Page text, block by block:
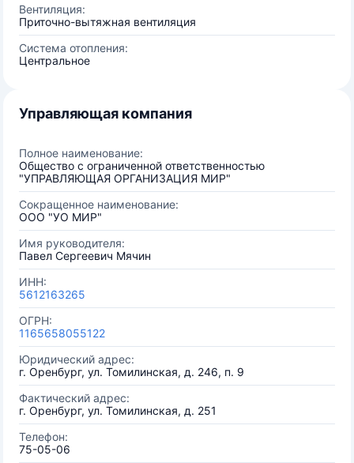
Вентиляция:
Приточно-вытяжная вентиляция
Система отопления:
Центральное
Управляющая компания
Полное наименование:
Общество с ограниченной ответственностью
"УПРАВЛЯЮЩАЯ ОРГАНИЗАЦИЯ МИР"
Сокращенное наименование:
ООО "УО МИР"
Имя руководителя:
Павел Сергеевич Мячин
ИНН:
5612163265
ОГРН:
1165658055122
Юридический адрес:
г. Оренбург, ул. Томилинская, д. 246, п. 9
Фактический адрес:
г. Оренбург, ул. Томилинская, д. 251
Телефон:
75-05-06